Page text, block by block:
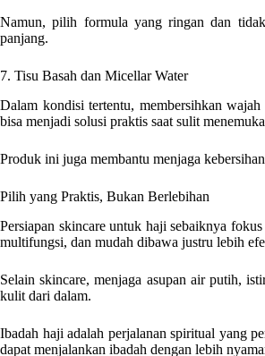
Namun, pilih formula yang ringan dan
panjang.
7. Tisu Basah dan Micellar Water
Dalam kondisi tertentu, membersihkan
bisa menjadi solusi praktis saat sulit
Produk ini juga membantu menjaga
Pilih yang Praktis, Bukan Berlebihan
Persiapan skincare untuk haji sebaiknya
multifungsi, dan mudah dibawa justru lebih
Selain skincare, menjaga asupan air putih,
kulit dari dalam.
Ibadah haji adalah perjalanan spiritual yang
dapat menjalankan ibadah dengan lebih